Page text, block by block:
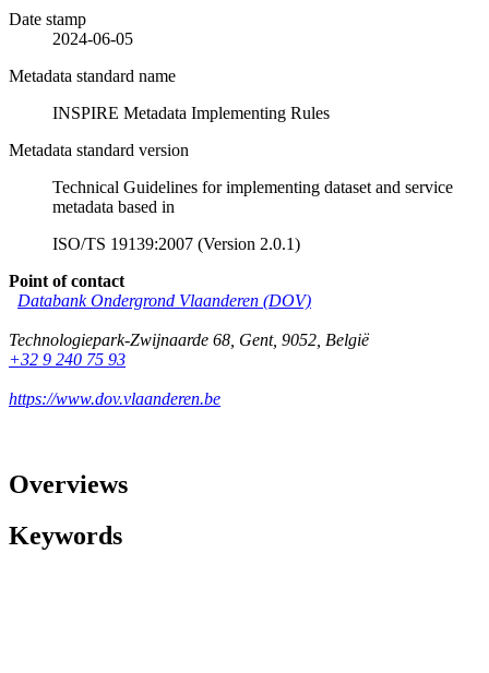
Date stamp
2024-06-05
Metadata standard name
INSPIRE Metadata Implementing Rules
Metadata standard version
Technical Guidelines for implementing dataset and service
metadata based in
ISO/TS 19139:2007 (Version 2.0.1)
Point of contact
Databank Ondergrond Vlaanderen (DOV)
Technologiepark-Zwijnaarde 68 Gent, 9052 België
+32 9 240 75 93
https://www.dov.vlaanderen.be
Overviews
Keywords